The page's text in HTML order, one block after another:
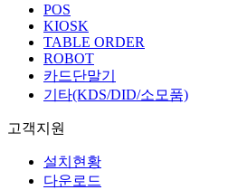
POS
KIOSK
TABLE ORDER
ROBOT
카드단말기
기타(KDS/DID/소모품)
고객지원
설치현황
다운로드